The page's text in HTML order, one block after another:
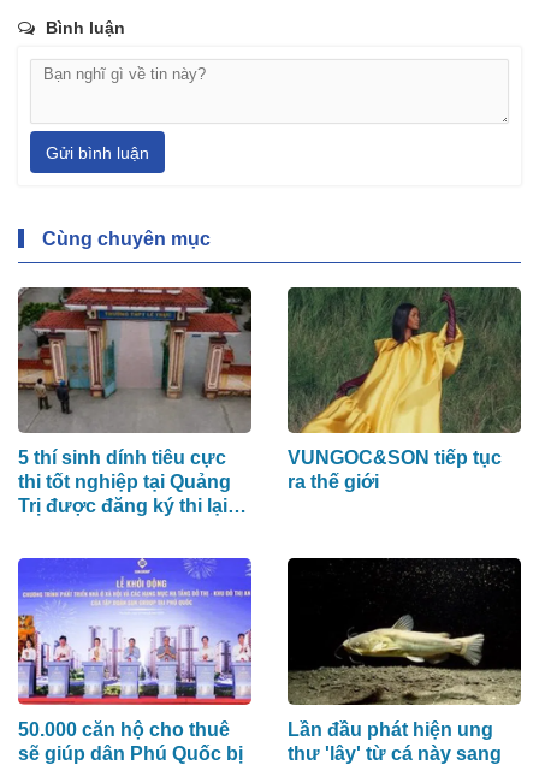
Bình luận
Gửi bình luận
Cùng chuyên mục
5 thí sinh dính tiêu cực
thi tốt nghiệp tại Quảng
Trị được đăng ký thi lại
VUNGOC&SON tiếp tục
ra thế giới
50.000 căn hộ cho thuê
sẽ giúp dân Phú Quốc bị
Lần đầu phát hiện ung
thư 'lây' từ cá này sang